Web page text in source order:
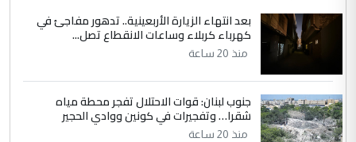
بعد انتهاء الزيارة الأربعينية.. تدهور مفاجئ في
كهرباء كربلاء وساعات الانقطاع تصل...
منذ 20 ساعة
جنوب لبنان: قوات الاحتلال تفجر محطة مياه
شقرا… وتفجيرات في كونين ووادي الحجير
منذ 20 ساعة